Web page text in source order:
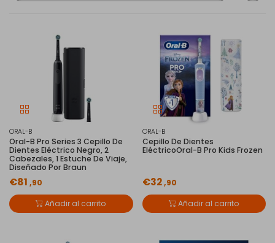
ORAL-B
Oral-B Pro Series 3 Cepillo De
Dientes Eléctrico Negro, 2
Cabezales, 1 Estuche De Viaje,
Diseñado Por Braun
€81 ,90
Añadir al carrito
ORAL-B
Cepillo De Dientes
EléctricoOral-B Pro Kids Frozen
€32,90
Añadir al carrito